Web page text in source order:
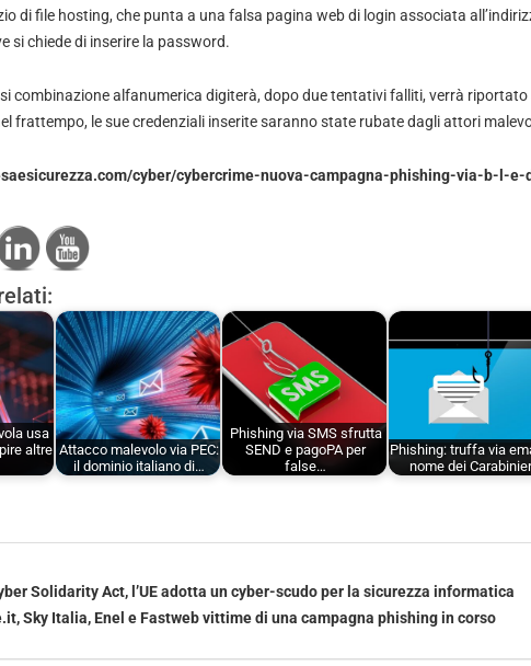
di file hosting, che punta a una falsa pagina web di login associata
si chiede di inserire la password.
combinazione alfanumerica digiterà, dopo due tentativi falliti, verrà riportato
frattempo, le sue credenziali inserite saranno state rubate dagli attori
cyber/cybercrime-nuova-campagna-phishing-via-b-l-e-
usa
altre Attacco malevolo via PEC:
il dominio italiano di…
Phishing via SMS sfrutta
SEND e pagoPA per
false…
Phishing: truffa via
nome dei
Solidarity Act, l’UE adotta un cyber-scudo per la sicurezza informatica
Sky Italia, Enel e Fastweb vittime di una campagna phishing in corso